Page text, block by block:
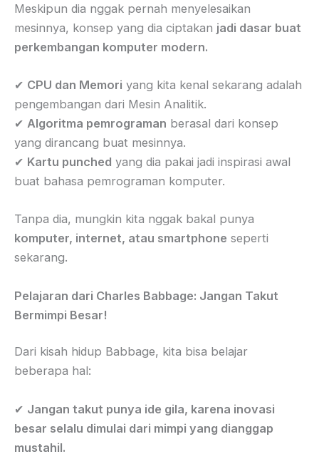
Meskipun dia nggak pernah menyelesaikan
mesinnya, konsep yang dia ciptakan jadi dasar buat
perkembangan komputer modern.
✔ CPU dan Memori yang kita kenal sekarang adalah
pengembangan dari Mesin Analitik.
✔ Algoritma pemrograman berasal dari konsep
yang dirancang buat mesinnya.
✔ Kartu punched yang dia pakai jadi inspirasi awal
buat bahasa pemrograman komputer.
Tanpa dia, mungkin kita nggak bakal punya
komputer, internet, atau smartphone seperti
sekarang.
Pelajaran dari Charles Babbage: Jangan Takut
Bermimpi Besar!
Dari kisah hidup Babbage, kita bisa belajar
beberapa hal:
✔ Jangan takut punya ide gila, karena inovasi
besar selalu dimulai dari mimpi yang dianggap
mustahil.